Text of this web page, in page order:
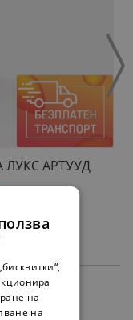
АРТУУД
на
на